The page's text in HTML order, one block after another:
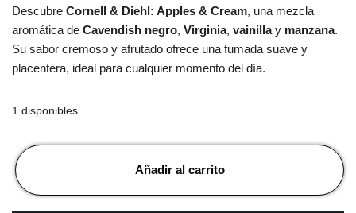
Descubre Cornell & Diehl: Apples & Cream, una mezcla
aromática de Cavendish negro, Virginia, vainillay manzana.
Su sabor cremoso y afrutado ofrece una fumada suave y
placentera, ideal para cualquier momento del día.
1 disponibles
Añadir al carrito